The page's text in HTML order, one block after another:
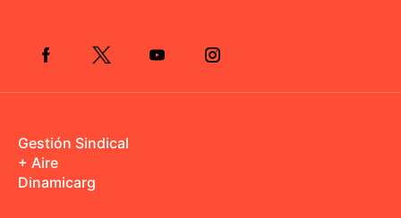
Gestión Sindical
+ Aire
Dinamicarg